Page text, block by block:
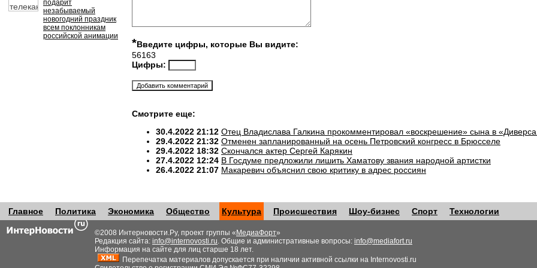
подарит
незабываемый
новогодний праздник
всем поклонникам
российской анимации
*Введите цифры, которые Вы видите:
56163
Цифры:
Смотрите еще:
30.4.2022 21:12 Отец Владислава Галкина прокомментировал «воскрешение» сына в
29.4.2022 21:32 Отменен запланированный на осень Петровский конгресс в Брюсселе
29.4.2022 18:32 Скончался актер Сергей Карякин
27.4.2022 12:24 В Госдуме предложили лишить Хаматову звания народной артистки
26.4.2022 21:07 Макаревич объяснил свою критику в адрес россиян
Главное Политика Экономика Общество Культура Происшествия Шоу-бизнес Спорт Технологии
©2008 Интерновости.Ру, проект группы « МедиаФорт»
Редакция сайта: info@internovosti.ru. Общие и административные вопросы: info@mediafort.ru
Информация на сайте для лиц старше 18 лет.
Перепечатка материалов допускается при наличии активной ссылки на Internovosti.ru